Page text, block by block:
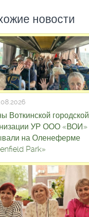
новости
Воткинской городской
УР ООО «ВОИ»
на Оленеферме
Park»